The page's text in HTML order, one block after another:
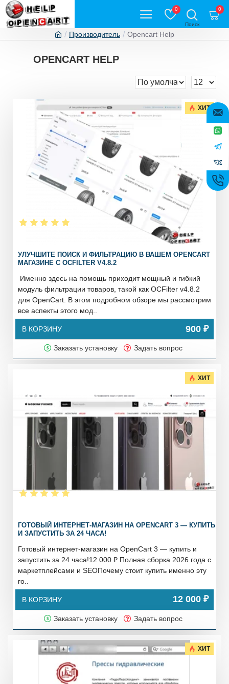
0 0
Производитель Opencart Help
OPENCART HELP
ХИТ
УЛУЧШИТЕ ПОИСК И ФИЛЬТРАЦИЮ В ВАШЕМ OPENCART
МАГАЗИНЕ С OCFILTER V4.8.2
Именно здесь на помощь приходит мощный и гибкий
модуль фильтрации товаров, такой как OCFilter v4.8.2
для OpenCart. В этом подробном обзоре мы рассмотрим
все аспекты этого мод..
В КОРЗИНУ 900 ₽
Заказать установку Задать вопрос
ХИТ
ГОТОВЫЙ ИНТЕРНЕТ-МАГАЗИН НА OPENCART 3 — КУПИТЬ
И ЗАПУСТИТЬ ЗА 24 ЧАСА!
Готовый интернет-магазин на OpenCart 3 — купить и
запустить за 24 часа!12 000 ₽ Полная сборка 2026 года с
маркетплейсами и SEOПочему стоит купить именно эту
го..
В КОРЗИНУ 12 000 ₽
Заказать установку Задать вопрос
ХИТ